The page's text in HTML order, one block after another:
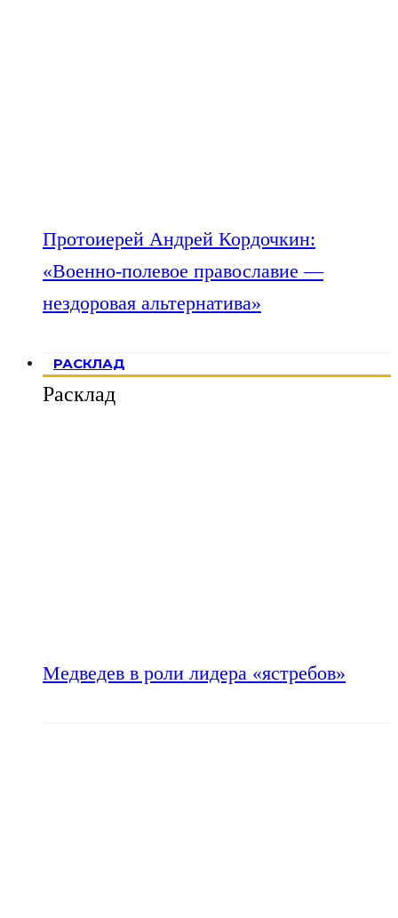
Протоиерей Андрей Кордочкин:
«Военно-полевое православие —
нездоровая альтернатива»
РАСКЛАД
Расклад
Медведев в роли лидера «ястребов»